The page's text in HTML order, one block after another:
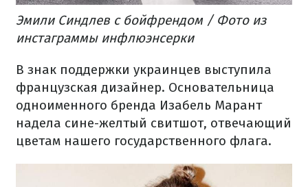
Эмили Синдлев с бойфрендом / Фото из
инстаграммы инфлюэнсерки
В знак поддержки украинцев выступила
французская дизайнер. Основательница
одноименного бренда Изабель Марант
надела сине-желтый свитшот, отвечающий
цветам нашего государственного флага.